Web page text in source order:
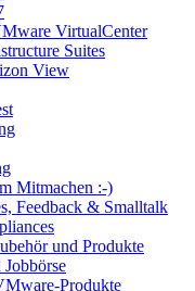
VirtualCenter
Suites
View
Mitmachen :-)
Feedback & Smalltalk
und Produkte
Produkte